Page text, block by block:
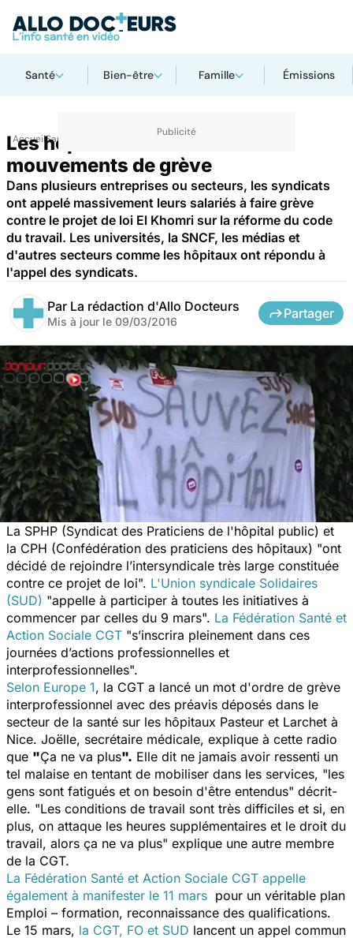
Santé Bien-être Famille Émissions
AccueilSanté
Les hopitaux suivent les
mouvements de grève
Dans plusieurs entreprises ou secteurs, les syndicats
ont appelé massivement leurs salariés à faire grève
contre le projet de loi El Khomri sur la réforme du code
du travail. Les universités, la SNCF, les médias et
d'autres secteurs comme les hôpitaux ont répondu à
l'appel des syndicats.
Par La rédaction d'Allo Docteurs
Mis à jour le 09/03/2016
Partager
La SPHP (Syndicat des Praticiens de l'hôpital public) et
la CPH (Confédération des praticiens des hôpitaux) "ont
décidé de rejoindre l’intersyndicale très large constituée
contre ce projet de loi". L'Union syndicale Solidaires
(SUD) "appelle à participer à toutes les initiatives à
commencer par celles du 9 mars". La Fédération Santé et
Action Sociale CGT "s’inscrira pleinement dans ces
journées d’actions professionnelles et
interprofessionnelles".
Selon Europe 1, la CGT a lancé un mot d'ordre de grève
interprofessionnel avec des préavis déposés dans le
secteur de la santé sur les hôpitaux Pasteur et Larchet à
Nice. Joëlle, secrétaire médicale, explique à cette radio
que "Ça ne va plus". Elle dit ne jamais avoir ressenti un
tel malaise en tentant de mobiliser dans les services, "les
gens sont fatigués et on besoin d'être entendus" décrit-
elle. "Les conditions de travail sont très difficiles et si, en
plus, on attaque les heures supplémentaires et le droit du
travail, alors ça ne va plus" explique une autre membre
de la CGT.
La Fédération Santé et Action Sociale CGT appelle
également à manifester le 11 mars pour un véritable plan
Emploi – formation, reconnaissance des qualifications.
Le 15 mars, la CGT, FO et SUD lancent un appel commun